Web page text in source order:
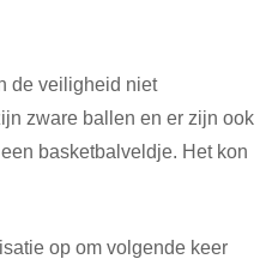
de veiligheid niet
zware ballen en er zijn ook
basketbalveldje. Het kon
op om volgende keer